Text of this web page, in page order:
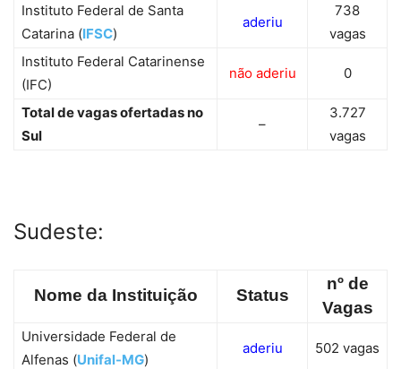
Instituto Federal de Santa
Catarina (IFSC)
aderiu
738
vagas
Instituto Federal Catarinense
(IFC)
não aderiu 0
Total de vagas ofertadas no
Sul
–
3.727
vagas
Sudeste:
Nome da Instituição Status
nº de
Vagas
Universidade Federal de
Alfenas (Unifal-MG)
aderiu 502 vagas